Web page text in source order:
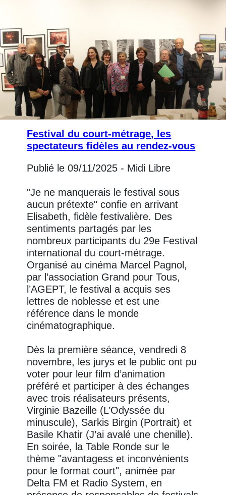
Festival du court-métrage, les
spectateurs fidèles au rendez-vous
Publié le 09/11/2025 - Midi Libre
"Je ne manquerais le festival sous
aucun prétexte" confie en arrivant
Elisabeth, fidèle festivalière. Des
sentiments partagés par les
nombreux participants du 29e Festival
international du court-métrage.
Organisé au cinéma Marcel Pagnol,
par l’association Grand pour Tous,
l’AGEPT, le festival a acquis ses
lettres de noblesse et est une
référence dans le monde
cinématographique.
Dès la première séance, vendredi 8
novembre, les jurys et le public ont pu
voter pour leur film d’animation
préféré et participer à des échanges
avec trois réalisateurs présents,
Virginie Bazeille (L’Odyssée du
minuscule), Sarkis Birgin (Portrait) et
Basile Khatir (J’ai avalé une chenille).
En soirée, la Table Ronde sur le
thème "avantagess et inconvénients
pour le format court", animée par
Delta FM et Radio System, en